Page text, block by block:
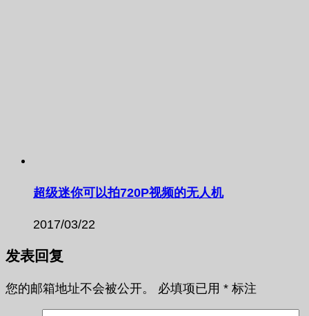
超级迷你可以拍720P视频的无人机
2017/03/22
发表回复
您的邮箱地址不会被公开。 必填项已用 * 标注